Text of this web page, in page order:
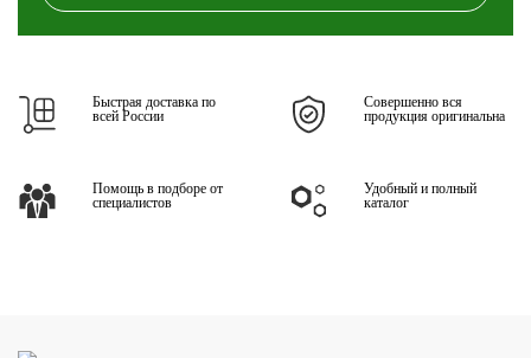
Быстрая доставка по
всей России
Совершенно вся
продукция оригинальна
Помощь в подборе от
специалистов
Удобный и полный
каталог